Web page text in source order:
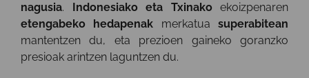
nagusia. Indonesiako eta Txinakoekoizpenaren
etengabeko hedapenak merkatuasuperabitean
mantentzen du, eta prezioen gaineko goranzko
presioak arintzen laguntzen du.